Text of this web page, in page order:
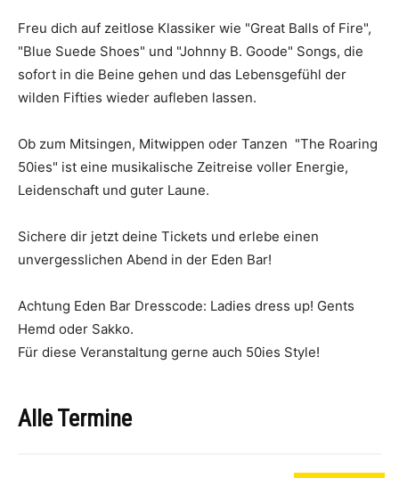
Freu dich auf zeitlose Klassiker wie "Great Balls of Fire",
"Blue Suede Shoes" und "Johnny B. Goode" Songs, die
sofort in die Beine gehen und das Lebensgefühl der
wilden Fifties wieder aufleben lassen.
Ob zum Mitsingen, Mitwippen oder Tanzen "The Roaring
50ies" ist eine musikalische Zeitreise voller Energie,
Leidenschaft und guter Laune.
Sichere dir jetzt deine Tickets und erlebe einen
unvergesslichen Abend in der Eden Bar!
Achtung Eden Bar Dresscode: Ladies dress up! Gents
Hemd oder Sakko.
Für diese Veranstaltung gerne auch 50ies Style!
Alle Termine